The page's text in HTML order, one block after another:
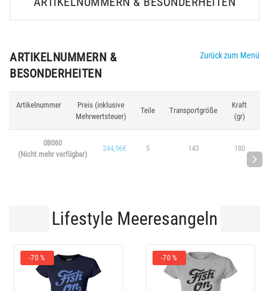
ARTIKELNUMMERN &
BESONDERHEITEN
Zurück zum Menü
Artikelnummer
Preis (inklusive
Mehrwertsteuer)
Teile Transportgröße
Kraft
(gr)
0B060
(Nicht mehr verfügbar)
244,96€ 5 143 180
Lifestyle Meeresangeln
-70 % -70 %